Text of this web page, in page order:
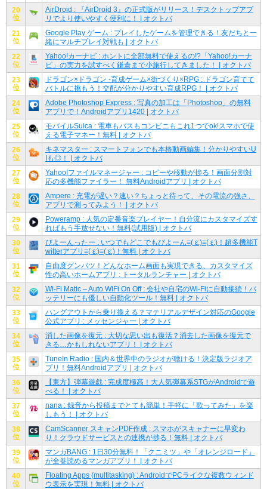
20
位
AirDroid : 『AirDroid 3』の正式版がリリース！デスクトップアプ
リでより使いやすく便利に！ | オクトバ
21
位
Google Play ゲーム : プレイしたゲームを管理できる！友だちと一
緒にマルチプレイ対戦も | オクトバ
22
位
Yahoo!カーナビ : ホントに全部無料で使えるの!?「Yahoo!カーナ
ビ」の実力を試すべく鎌倉まで小旅行してきました！ | オクトバ
23
位
ドラゴン×ドラゴン -育成ゲーム×街づくり×RPG : ドラゴン育てて
バトルに挑もう！交配が分かりやすい育成RPG！ | オクトバ
24
位
Adobe Photoshop Express : 写真の加工は「Photoshop」の無料
アプリで！Androidアプリ1420 | オクトバ
25
位
モバイルSuica : 電車もバスもコンビニもこれ1つでok!スマホで使
える電子マネー！無料 | オクトバ
26
位
キネマスター : スマートフォンでも本格動画編集！分かりやすいU
Iも◎！ | オクトバ
27
位
Yahoo!ファイルマネージャー : コピーや移動が捗る！画面分割対
応の多機能ファイラー！ 無料Androidアプリ | オクトバ
28
位
Ampere : 充電が遅い？速い？ちょっと待って、その電流の強さ、
アプリで測ってみよう！ | オクトバ
29
位
Poweramp : 人気の定番音楽プレイヤー！自分流にカスタマイズす
ればもう手放せない！無料(試用版) | オクトバ
30
位
びよーんったー : いつでもどこでもびよーん≡( ε:)≡( ε:)！超多機能T
witterアプリ≡( ε:)≡( ε:)！無料 | オクトバ
31
位
自由度グンバツ！どんなホーム画面も実現できる、カスタマイズ
性の高いホームアプリ : トータルランチャー | オクトバ
32
位
Wi-Fi Matic – Auto WiFi On Off : 会社や自宅のWi-Fiに自動接続！バ
ッテリーにも優しい自動化ツール！無料 | オクトバ
33
位
ハングアウトから乗り換える？マテリアルデザイン対応のGoogle
公式アプリ : メッセンジャー | オクトバ
34
位
消した画像を復元 : 大切な思い出も復活？消去した画像を復元で
きる…かもしれないアプリ！ | オクトバ
35
位
TuneIn Radio : 国内＆世界中のラジオが聴ける！決定版ラジオア
プリ！無料Androidアプリ | オクトバ
36
位
【東方】弾幕遊戯 : 完成度極高！大人気弾幕系STGがAndroidで遊
べる！ | オクトバ
37
位
nana : 録音から投稿までとても簡単！手軽に「歌ってみた」を楽
しもう！ | オクトバ
38
位
CamScanner スキャンPDF作成 : スマホがスキャナーに早変わ
り！クラウドサービスとの連携が捗る！無料 | オクトバ
39
位
マンガBANG : 1日30分無料！「クニミツ」や「オレンジロード」
が全巻読めるマンガアプリ！ | オクトバ
40
位
Floating Apps (multitasking) : AndroidでPCライクな複数ウィンド
ウ表示を実現！無料 | オクトバ